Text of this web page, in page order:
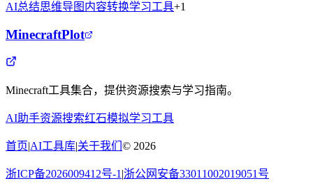
AI总结思维导图 内容转换学习工具+1
MinecraftPlot
Minecraft工具集合，提供资源搜索与学习指南。
AI助手资源搜索红石模拟学习工具
首页|AI工具库|关于我们 © 2026
浙ICP备2026009412号-1 |浙公网安备33011002019051号